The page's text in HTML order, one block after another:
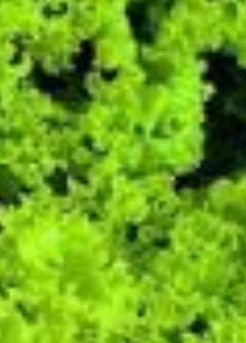
Week 28:
Braeburn Appels (NL)
Sinaasappels
Rode pruimen
Witte druiven (met pit)
Alles is biologisch, tenzij anders aangegeven.
dat lijkt mij ook wel wat!